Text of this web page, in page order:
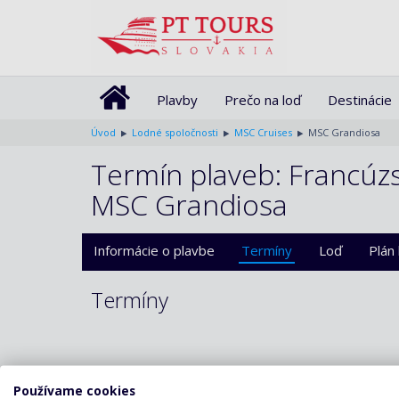
Plavby Prečo na loď Destinácie
Úvod Lodné spoločnosti MSC Cruises MSC Grandiosa
Termín plaveb:
MSC Grandiosa
Informácie o plavbe Termíny Loď Plán
Termíny
Používame cookies